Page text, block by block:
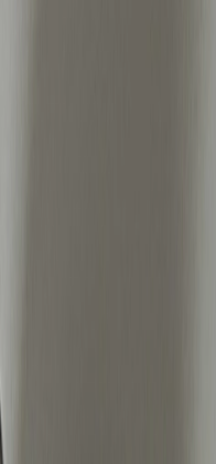
Het juiste budget
Een veelgemaakte
worden opgezet,
weinig data heeft
Idealiter verzamelt
conversies per week
meer data Meta
worden
te stemmen en
je dat campagnes
je het algoritme